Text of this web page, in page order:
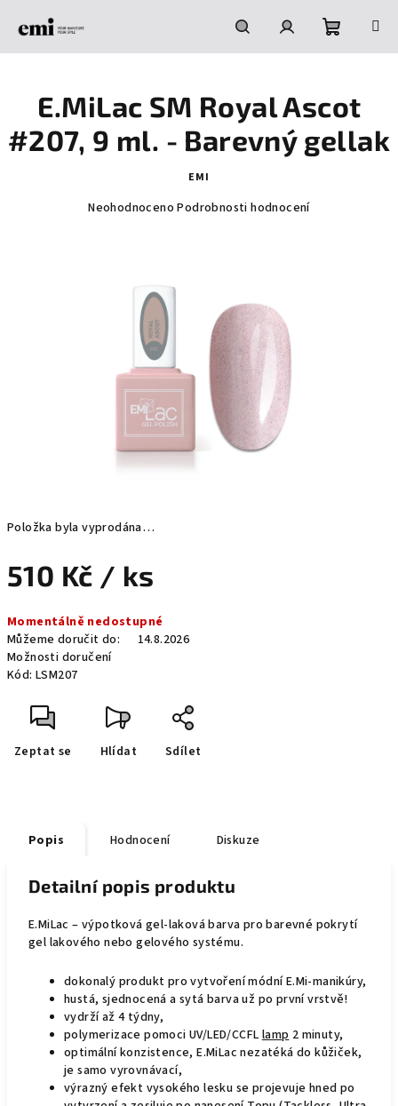
HledatPřihlášeníNákupní
košík
Položka byla vyprodána…
510 Kč / ks
cena:
Momentálně nedostupné
Můžeme doručit do:
14.8.2026
Možnosti doručení
Kód: LSM207
Zeptat se Hlídat Sdílet
E.MiLac SM Royal Ascot
#207, 9 ml. - Barevný gellak
EMI
Průměrné
hvězdiček.
Neohodnoceno Podrobnosti hodnocení
Popis Hodnocení Diskuze
Detailní popis produktu
E.MiLac – výpotková gel-laková barva pro barevné pokrytí
gel lakového nebo gelového systému.
dokonalý produkt pro vytvoření módní E.Mi-manikúry,
hustá, sjednocená a sytá barva už po první vrstvě!
vydrží až 4 týdny,
polymerizace pomoci UV/LED/CCFLlamp2 minuty,
optimální konzistence, E.MiLac nezatéká do kůžiček,
je samo vyrovnávací,
výrazný efekt vysokého lesku se projevuje hned po